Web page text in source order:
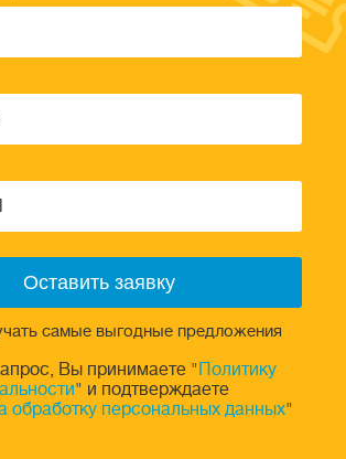
самые выгодные предложения
Вы принимаете " Политику
" и подтверждаете
обработку персональных данных"